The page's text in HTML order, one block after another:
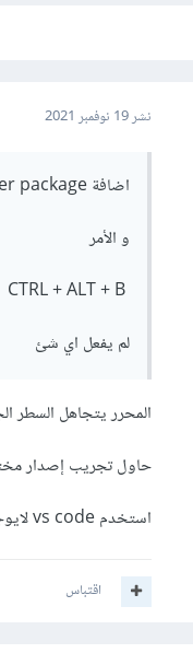
نشر19 نوفمبر 2021
اضافة Atom one-liner package غير موجودة عندي
و الأمر
لم يفعل اي شئ
المحرر يتجاهل السطر
حاول تجريب إصدار
استخدم vs code لايوجد به أي مشكلة و سريع
اقتباس